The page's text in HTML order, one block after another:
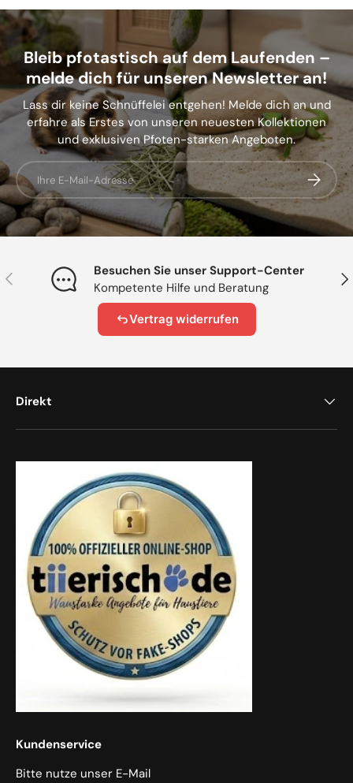
Bleib pfotastisch auf dem Laufenden –
melde dich für unseren Newsletter an!
Lass dir keine Schnüffelei entgehen! Melde dich an und
erfahre als Erstes von unseren neuesten Kollektionen
und exklusiven Pfoten-starken Angeboten.
E-Mail
Vorherige
Besuchen Sie unser Support-Center
Kompetente Hilfe und Beratung
Vertrag widerrufen
Direkt
Kundenservice
Bitte nutze unser E-Mail